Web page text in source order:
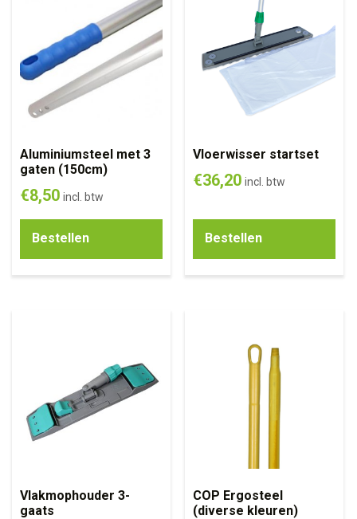
Aluminiumsteel met 3
gaten (150cm)
€8,50 incl. btw
Bestellen
Vloerwisser startset
€36,20 incl. btw
Bestellen
Vlakmophouder 3-
gaats
COP Ergosteel
(diverse kleuren)